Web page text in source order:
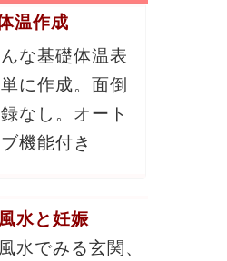
温作成
な基礎体温表
に作成。面倒
なし。オート
機能付き
水と妊娠
水でみる玄関、